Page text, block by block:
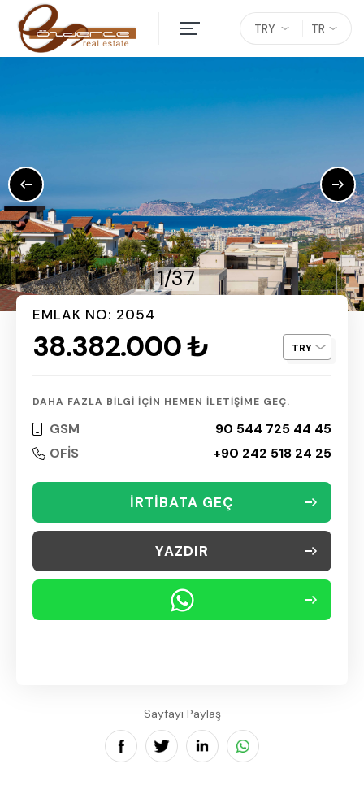
TR
TRY
1/37
EMLAK NO: 2054
38.382.000 ₺
DAHA FAZLA BİLGİ İÇİN HEMEN İLETİŞİME GEÇ.
GSM
90 544 725 44 45
OFİS
+90 242 518 24 25
İRTİBATA GEÇ
YAZDIR
Sayfayı Paylaş